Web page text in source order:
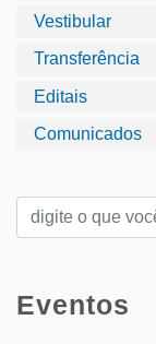
Vestibular
Transferência
Editais
Comunicados
Eventos